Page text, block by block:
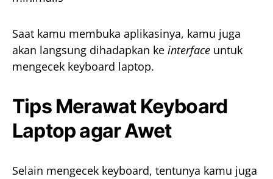
Saat kamu membuka aplikasinya, kamu juga
akan langsung dihadapkan ke interface untuk
mengecek keyboard laptop.
Tips Merawat Keyboard
Laptop agar Awet
Selain mengecek keyboard, tentunya kamu juga